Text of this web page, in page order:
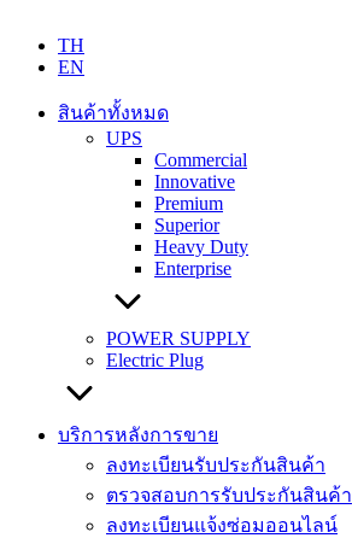
TH
EN
สินค้าทั้งหมด
UPS
Commercial
Innovative
Premium
Superior
Heavy Duty
Enterprise
POWER SUPPLY
Electric Plug
บริการหลังการขาย
ลงทะเบียนรับประกันสินค้า
ตรวจสอบการรับประกันสินค้า
ลงทะเบียนแจ้งซ่อมออนไลน์